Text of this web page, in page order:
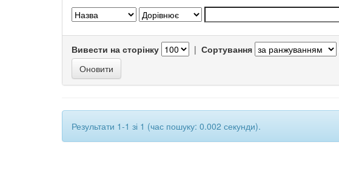
Вивести на сторінку | Сортування
Результати 1-1 зі 1 (час пошуку: 0.002 секунди).